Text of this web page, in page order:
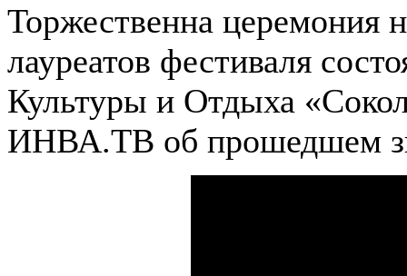
Торжественна церемония
лауреатов фестиваля
Культуры и Отдыха
ИНВА.ТВ об прошедшем